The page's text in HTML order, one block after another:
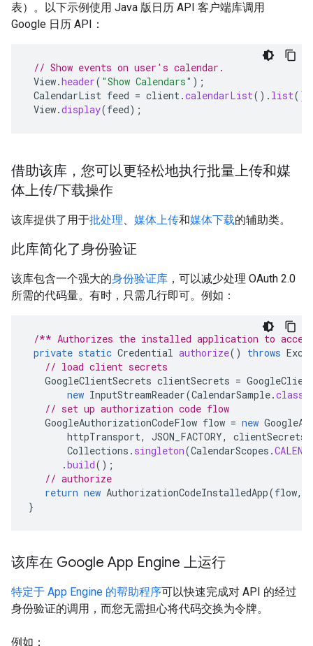
表）。以下示例使用 Java 版日历 API 客户端库调用
Google 日历 API：
// Show events on user's calendar.
View.header( "Show Calendars" );
CalendarList feed = client.calendarList(). list().
View.display(feed);
借助该库，您可以更轻松地执行批量上传和媒
体上传/下载操作
该库提供了用于批处理、 媒体上传和媒体下载的辅助类。
此库简化了身份验证
该库包含一个强大的身份验证库 ，可以减少处理 OAuth 2.0
所需的代码量。有时，只需几行即可。例如：
/** Authorizes the installed application to
private static Credential authorize() throws
// load client secrets
GoogleClientSecrets clientSecrets =
new InputStreamReader(CalendarSample.class
// set up authorization code flow
GoogleAuthorizationCodeFlow flow = new
httpTransport, JSON_FACTORY, clientSecrets
Collections . singleton(CalendarScopes .
.build();
// authorize
return new AuthorizationCodeInstalledApp(flow,
}
该库在 Google App Engine 上运行
特定于 App Engine 的帮助程序可以快速完成对 API 的经过
身份验证的调用，而您无需担心将代码交换为令牌。
例如：